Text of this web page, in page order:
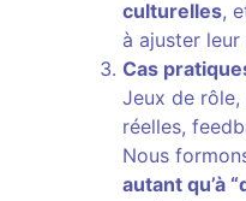
culturelles,
à ajuster
Cas
Jeux de rôle,
réelles,
Nous
autant qu’à